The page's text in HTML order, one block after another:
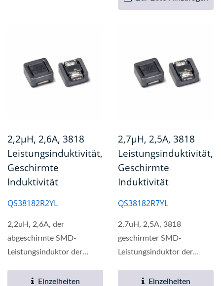
2,2µH, 2,6A, 3818
Leistungsinduktivität,
Geschirmte
Induktivität
QS38182R2YL
2,2uH, 2,6A, der
abgeschirmte SMD-
Leistungsinduktor der
breite Palette...Einzelheiten
2,7µH, 2,5A, 3818
Leistungsinduktivität,
Geschirmte
Induktivität
QS38182R7YL
2,7uH, 2,5A, 3818
geschirmter SMD-
Leistungsinduktor der
breite Palette...Einzelheiten